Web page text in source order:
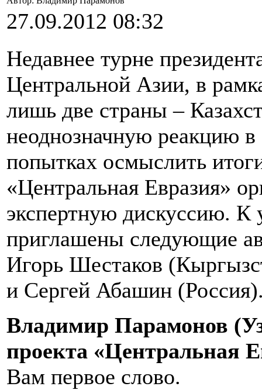
27.09.2012 08:32
Недавнее турне
Центральной Азии, в
лишь две страны –
неоднозначную реакцию
попытках осмыслить
«Центральная Евразия»
экспертную дискуссию. К
приглашены следующие
Игорь Шестаков
и Сергей Абашин
Владимир Парамонов
проекта «Центральная
Вам первое слово.